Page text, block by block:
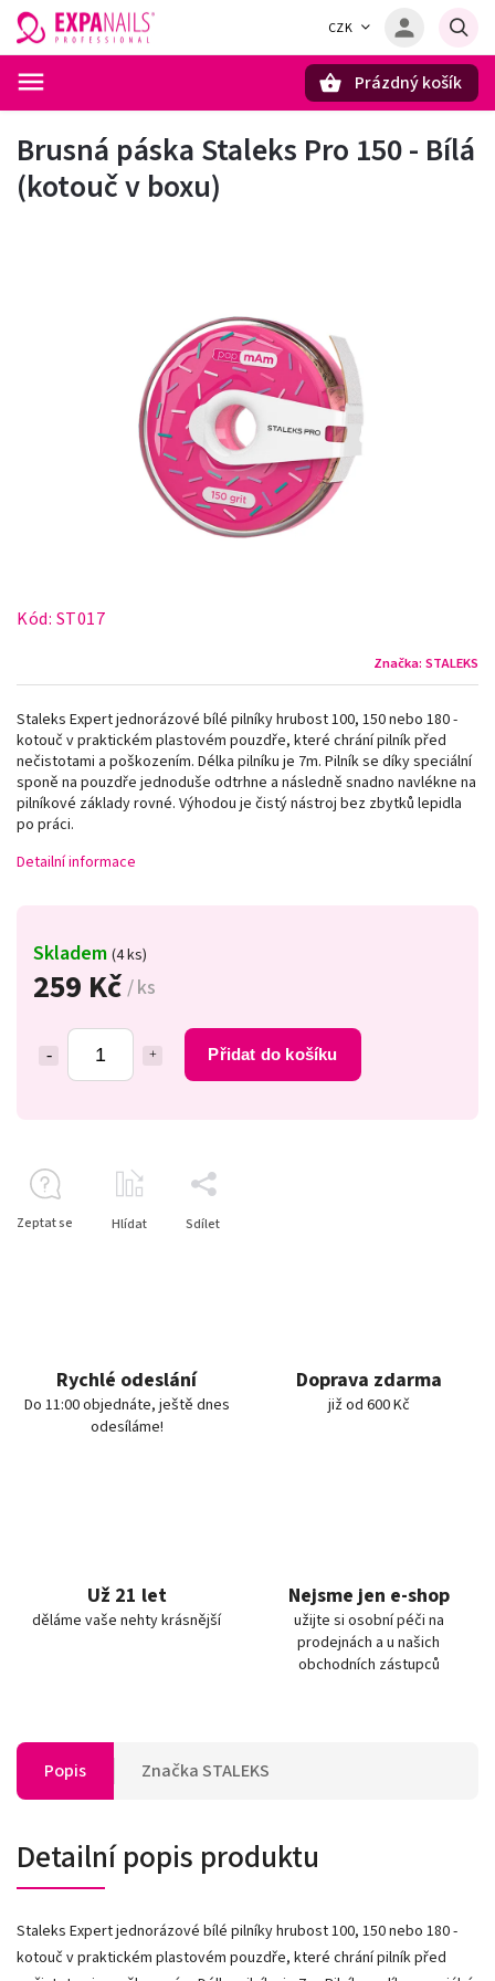
CZK
Prázdný košík
Brusná páska Staleks Pro 150 - Bílá
(kotouč v boxu)
Kód: ST017
Značka: STALEKS
259 Kč / ks
Přidat do košíku
Skladem (4 ks)
Staleks Expert jednorázové bílé pilníky hrubost 100, 150 nebo 180 -
kotouč v praktickém plastovém pouzdře, které chrání pilník před
nečistotami a poškozením. Délka pilníku je 7m. Pilník se díky speciální
sponě na pouzdře jednoduše odtrhne a následně snadno navlékne na
pilníkové základy rovné. Výhodou je čistý nástroj bez zbytků lepidla
po práci.
Detailní informace
Zeptat se Hlídat Sdílet
Rychlé odeslání
Do 11:00 objednáte, ještě dnes
odesíláme!
Doprava zdarma
již od 600 Kč
Už 21 let
děláme vaše nehty krásnější
Nejsme jen e-shop
užijte si osobní péči na
prodejnách a u našich
obchodních zástupců
Popis ZnačkaSTALEKS
Detailní popis produktu
Staleks Expert jednorázové bílé pilníky hrubost 100, 150 nebo 180 -
kotouč v praktickém plastovém pouzdře, které chrání pilník před